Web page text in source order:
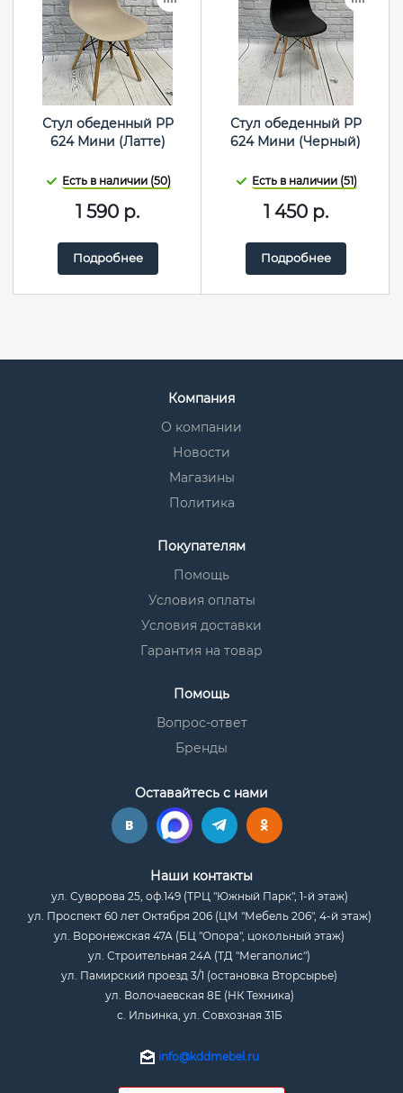
Стул обеденный PP
624 Мини (Латте)
Есть в наличии (50)
1 590 р.
Подробнее
Стул обеденный PP
624 Мини (Черный)
Есть в наличии (51)
1 450р.
Подробнее
Компания
О компании
Новости
Магазины
Политика
Покупателям
Помощь
Условия оплаты
Условия доставки
Гарантия на товар
Помощь
Вопрос-ответ
Бренды
Оставайтесь с нами
Наши контакты
ул. Суворова 25, оф.149 (ТРЦ "Южный Парк", 1-й этаж)
ул. Проспект 60 лет Октября 206 (ЦМ "Мебель 206", 4-й этаж)
ул. Воронежская 47А (БЦ "Опора", цокольный этаж)
ул. Строительная 24А (ТД "Мегаполис")
ул. Памирский проезд 3/1 (остановка Вторсырье)
ул. Волочаевская 8Е (НК Техника)
с. Ильинка, ул. Совхозная 31Б
info@kddmebel.ru